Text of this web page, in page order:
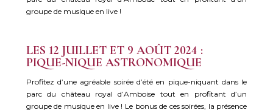
groupe de musique en live !
LES 12 JUILLET ET 9 AOÛT 2024 :
PIQUE-NIQUE ASTRONOMIQUE
Profitez d’une agréable soirée d’été en pique-niquant dans le
parc du château royal d’Amboise tout en profitant d’un
groupe de musique en live ! Le bonus de ces soirées, la présence